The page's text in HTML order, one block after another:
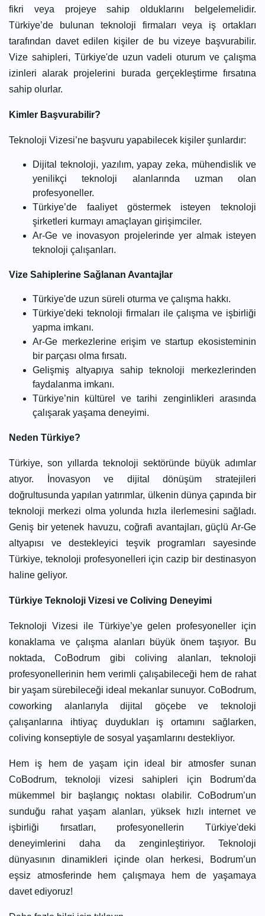
fikri veya projeye sahip olduklarını belgelemelidir.
Türkiye’de bulunan teknoloji firmaları veya iş ortakları
tarafından davet edilen kişiler de bu vizeye başvurabilir.
Vize sahipleri, Türkiye'de uzun vadeli oturum ve çalışma
izinleri alarak projelerini burada gerçekleştirme fırsatına
sahip olurlar.
Kimler Başvurabilir?
Teknoloji Vizesi’ne başvuru yapabilecek kişiler şunlardır:
Dijital teknoloji, yazılım, yapay zeka, mühendislik ve
yenilikçi teknoloji alanlarında uzman olan
profesyoneller.
Türkiye’de faaliyet göstermek isteyen teknoloji
şirketleri kurmayı amaçlayan girişimciler.
Ar-Ge ve inovasyon projelerinde yer almak isteyen
teknoloji çalışanları.
Vize Sahiplerine Sağlanan Avantajlar
Türkiye'de uzun süreli oturma ve çalışma hakkı.
Türkiye'deki teknoloji firmaları ile çalışma ve işbirliği
yapma imkanı.
Ar-Ge merkezlerine erişim ve startup ekosisteminin
bir parçası olma fırsatı.
Gelişmiş altyapıya sahip teknoloji merkezlerinden
faydalanma imkanı.
Türkiye’nin kültürel ve tarihi zenginlikleri arasında
çalışarak yaşama deneyimi.
Neden Türkiye?
Türkiye, son yıllarda teknoloji sektöründe büyük adımlar
atıyor. İnovasyon ve dijital dönüşüm stratejileri
doğrultusunda yapılan yatırımlar, ülkenin dünya çapında bir
teknoloji merkezi olma yolunda hızla ilerlemesini sağladı.
Geniş bir yetenek havuzu, coğrafi avantajları, güçlü Ar-Ge
altyapısı ve destekleyici teşvik programları sayesinde
Türkiye, teknoloji profesyonelleri için cazip bir destinasyon
haline geliyor.
Türkiye Teknoloji Vizesi ve Coliving Deneyimi
Teknoloji Vizesi ile Türkiye’ye gelen profesyoneller için
konaklama ve çalışma alanları büyük önem taşıyor. Bu
noktada, CoBodrum gibi coliving alanları, teknoloji
profesyonellerinin hem verimli çalışabileceği hem de rahat
bir yaşam sürebileceği ideal mekanlar sunuyor. CoBodrum,
coworking alanlarıyla dijital göçebe ve teknoloji
çalışanlarına ihtiyaç duydukları iş ortamını sağlarken,
coliving konseptiyle de sosyal yaşamlarını destekliyor.
Hem iş hem de yaşam için ideal bir atmosfer sunan
CoBodrum, teknoloji vizesi sahipleri için Bodrum’da
mükemmel bir başlangıç noktası olabilir. CoBodrum’un
sunduğu rahat yaşam alanları, yüksek hızlı internet ve
işbirliği fırsatları, profesyonellerin Türkiye'deki
deneyimlerini daha da zenginleştiriyor. Teknoloji
dünyasının dinamikleri içinde olan herkesi, Bodrum’un
eşsiz atmosferinde hem çalışmaya hem de yaşamaya
davet ediyoruz!